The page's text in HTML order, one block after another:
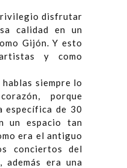
disfrutar
calidad en un
Gijón. Y esto
y como
siempre lo
porque
específica de 30
un espacio tan
era el antiguo
conciertos del
era una